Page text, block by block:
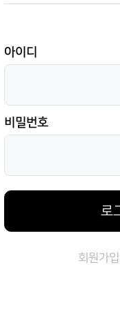
아이디
비밀번호
로
회원가입